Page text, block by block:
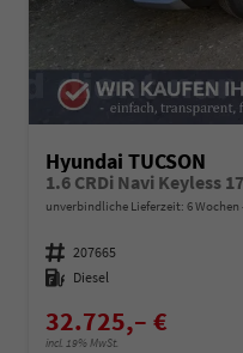
Hyundai TUCSON
1.6 CRDi Navi Keyless
unverbindliche Lieferzeit: 6 Wochen
Fahrzeugnummer 207665
Kraftstoff Diesel
32.725,– €
incl. 19% MwSt.